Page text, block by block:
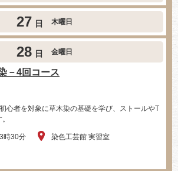
27 日 木曜日
28 日 金曜日
－4回コース
心者を対象に草木染の基礎を学び、ストールやT
時30分 染色工芸館 実習室